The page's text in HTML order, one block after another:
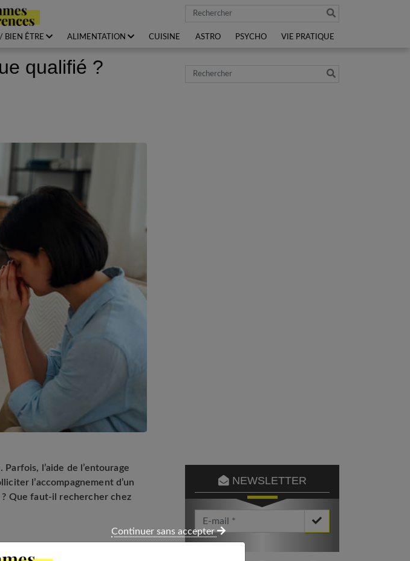
Rechercher
BIEN ÊTRE ALIMENTATION CUISINE ASTRO PSYCHO VIE PRATIQUE
qualifié ?
l’aide de l’entourage
l’accompagnement d’un
Que faut-il rechercher chez
Rechercher
NEWSLETTER
Votre Email *
Continuer sans accepter